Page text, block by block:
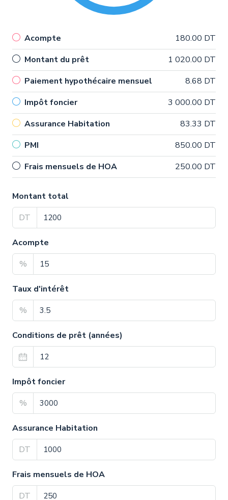
Acompte
180.00 DT
Montant du prêt
1 020.00 DT
Paiement hypothécaire mensuel
8.68 DT
Impôt foncier
3 000.00 DT
Assurance Habitation
83.33 DT
PMI
850.00 DT
Frais mensuels de HOA
250.00 DT
Montant total
DT
Acompte
%
Taux d'intérêt
%
Conditions de prêt (années)
Impôt foncier
%
Assurance Habitation
DT
Frais mensuels de HOA
DT